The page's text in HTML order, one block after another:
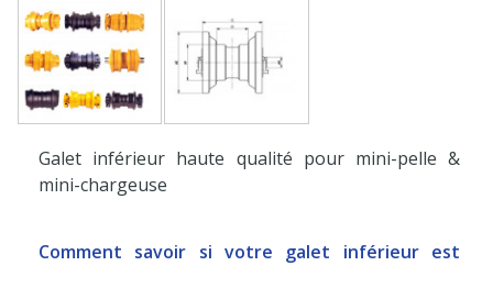
Galet inférieur haute qualité pour mini-pelle &
mini-chargeuse
Comment savoir si votre galet inférieur est